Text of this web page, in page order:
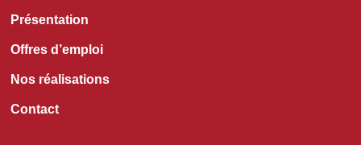
Présentation
Offres d’emploi
Nos réalisations
Contact